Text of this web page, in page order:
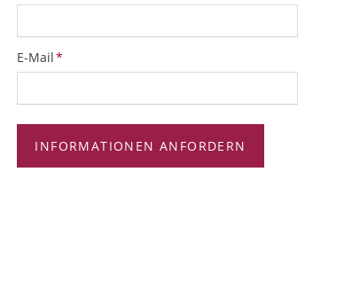
Pflichtfeld
E-Mail*
INFORMATIONEN ANFORDERN